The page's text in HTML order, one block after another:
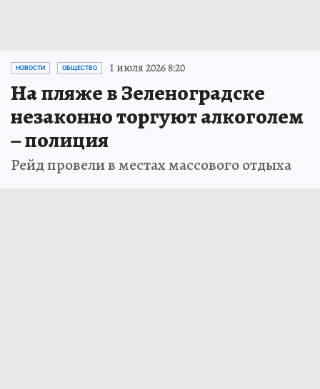
НОВОСТИ ОБЩЕСТВО 1 июля 2026 8:20
На пляже в Зеленоградске
незаконно торгуют алкоголем
– полиция
Рейд провели в местах массового отдыха